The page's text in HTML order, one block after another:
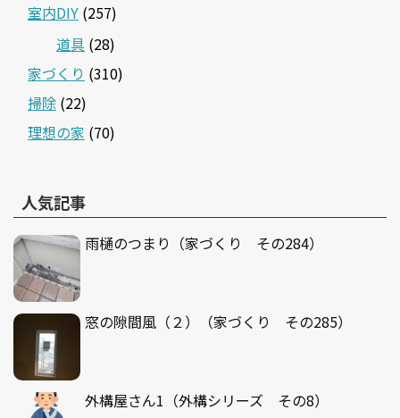
室内DIY (257)
道具 (28)
家づくり (310)
掃除 (22)
理想の家 (70)
人気記事
雨樋のつまり（家づくり その284）
窓の隙間風（２）（家づくり その285）
外構屋さん1（外構シリーズ その8）